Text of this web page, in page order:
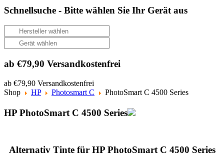
Schnellsuche - Bitte wählen Sie Ihr Gerät aus
ab €79,90 Versandkostenfrei
ab €79,90 Versandkostenfrei
Shop
HP Photosmart C PhotoSmart C 4500 Series
HP PhotoSmart C 4500 Series
Alternativ Tinte für HP PhotoSmart C 4500 Series